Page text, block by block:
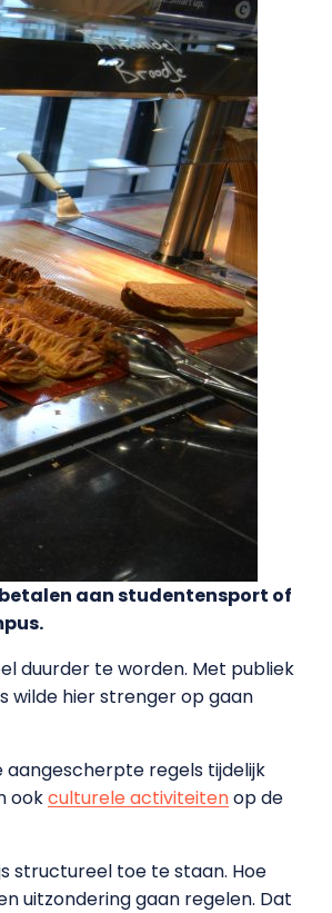
aan studentensport of
duurder te worden. Met publiek
wilde hier strenger op gaan
aangescherpte regels tijdelijk
ookculturele activiteitenop de
structureel toe te staan. Hoe
uitzondering gaan regelen. Dat